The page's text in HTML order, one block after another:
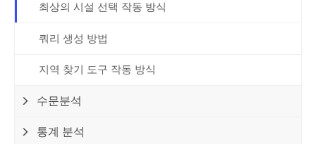
최상의 시설 선택 작동 방식
쿼리 생성 방법
지역 찾기 도구 작동 방식
수문분석
통계 분석